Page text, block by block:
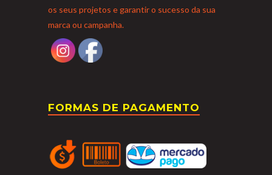
os seus projetos e garantir o sucesso da sua
marca ou campanha.
FORMAS DE PAGAMENTO